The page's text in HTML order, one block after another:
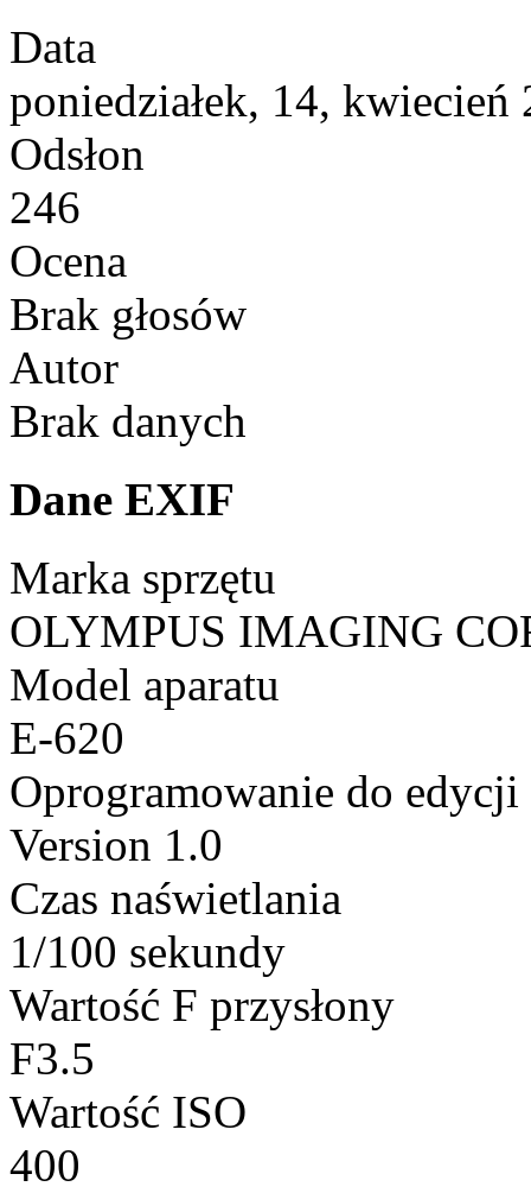
Data
poniedziałek, 14, kwiecień
Odsłon
246
Ocena
Brak głosów
Autor
Brak danych
Dane EXIF
Marka sprzętu
OLYMPUS IMAGING
Model aparatu
E-620
Oprogramowanie do edycji
Version 1.0
Czas naświetlania
1/100 sekundy
Wartość F przysłony
F3.5
Wartość ISO
400